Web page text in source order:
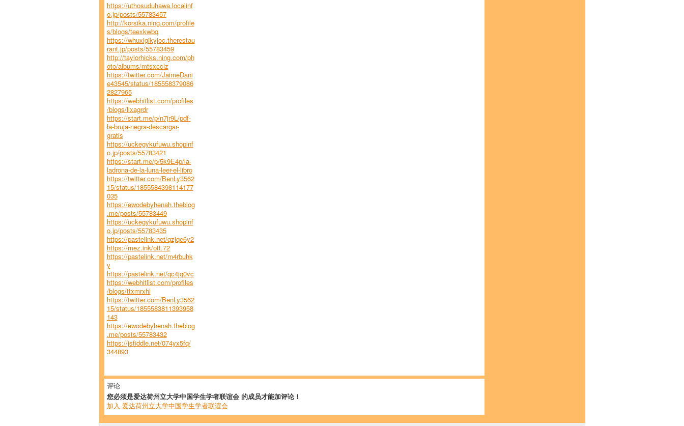
https://uthosuduhawa.localinf
o.jp/posts/55783457
http://korsika.ning.com/profile
s/blogs/teexkwbq
https://whuxigikyjoc.therestau
rant.jp/posts/55783459
http://taylorhicks.ning.com/ph
oto/albums/mtsxcclz
https://twitter.com/JaimeDani
e43545/status/185558379086
2827965
https://webhitlist.com/profiles
/blogs/llxagrdr
https://start.me/p/n7jr9L/pdf-
la-bruja-negra-descargar-
gratis
https://uckegykufuwu.shopinf
o.jp/posts/55783421
https://start.me/p/5k9E4p/la-
ladrona-de-la-luna-leer-el-libro
https://twitter.com/BenLy3562
15/status/1855584398114177
035
https://ewodebyhenah.theblog
.me/posts/55783449
https://uckegykufuwu.shopinf
o.jp/posts/55783435
https://pastelink.net/qzjqe6y2
https://mez.ink/ott.72
https://pastelink.net/m4rbuhk
y
https://pastelink.net/qc4jq0vc
https://webhitlist.com/profiles
/blogs/ttxmrxhl
https://twitter.com/BenLy3562
15/status/1855583811393958
143
https://ewodebyhenah.theblog
.me/posts/55783432
https://jsfiddle.net/074yx5fq/
344893
评论
您必须是爱达荷州立大学中国学生学者联谊会 的成员才能加评论！
加入 爱达荷州立大学中国学生学者联谊会